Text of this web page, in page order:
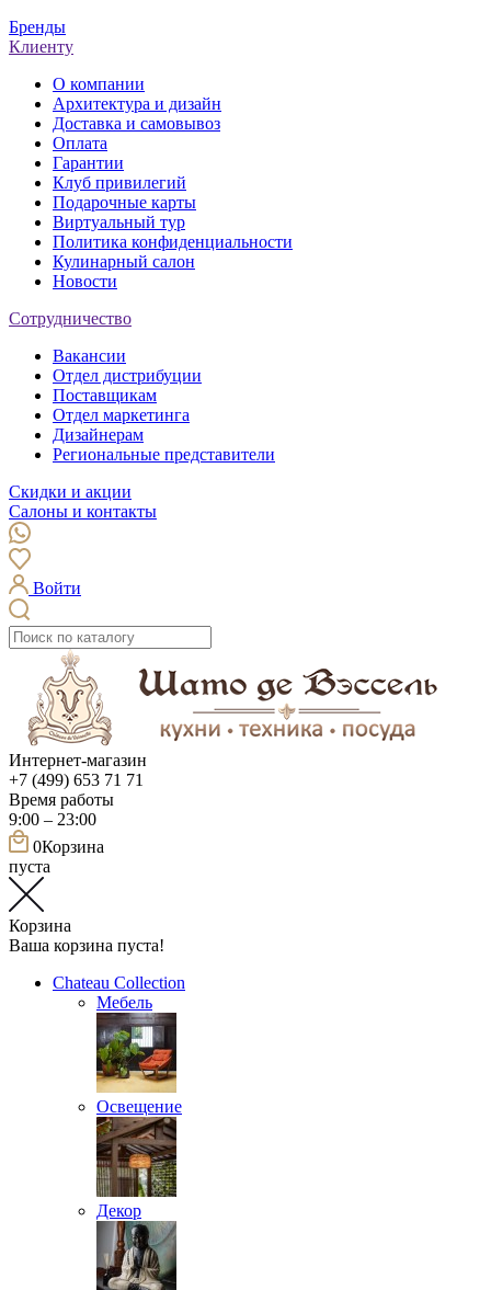
Бренды
Клиенту
О компании
Архитектура и дизайн
Доставка и самовывоз
Оплата
Гарантии
Клуб привилегий
Подарочные карты
Виртуальный тур
Политика конфиденциальности
Кулинарный салон
Новости
Сотрудничество
Вакансии
Отдел дистрибуции
Поставщикам
Отдел маркетинга
Дизайнерам
Региональные представители
Скидки и акции
Салоны и контакты
Войти
Интернет-магазин
+7 (499) 653 71 71
Время работы
9:00 – 23:00
0Корзина
пуста
Корзина
Ваша корзина пуста!
Chateau Collection
Мебель
Освещение
Декор